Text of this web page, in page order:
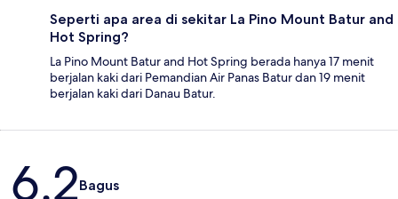
Seperti apa area di sekitar La Pino Mount Batur and
Hot Spring?
La Pino Mount Batur and Hot Spring berada hanya 17 menit
berjalan kaki dari Pemandian Air Panas Batur dan 19 menit
berjalan kaki dari Danau Batur.
Ulasan
6,2Bagus